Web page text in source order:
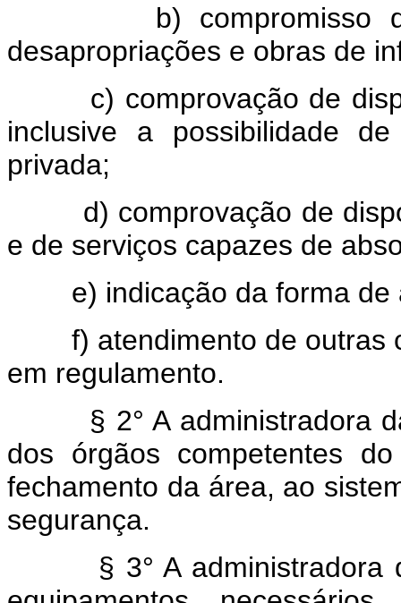
b) compromisso dos
desapropriações e obras de
c) comprovação de
inclusive a possibilidade
privada;
d) comprovação de
e de serviços capazes de
e) indicação da forma de
f) atendimento de outras
em regulamento.
§ 2° A administradora da
dos órgãos competentes
fechamento da área, ao
segurança.
§ 3° A administradora